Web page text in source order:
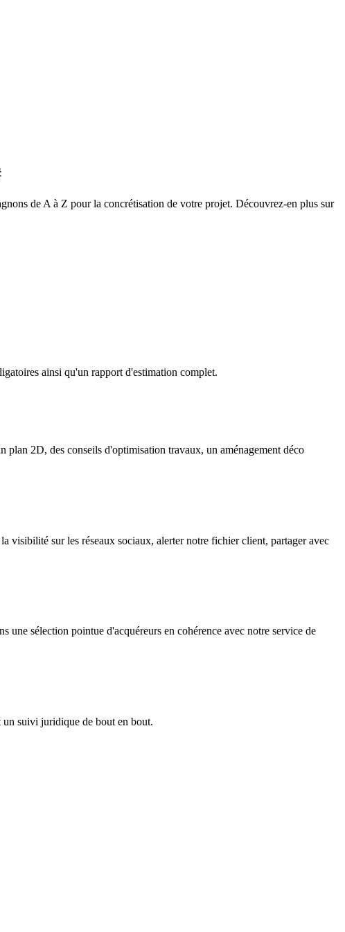
de A à Z pour la concrétisation de votre projet. Découvrez-en plus sur
ainsi qu'un rapport d'estimation complet.
plan 2D, des conseils d'optimisation travaux, un aménagement déco
visibilité sur les réseaux sociaux, alerter notre fichier client, partager avec
sélection pointue d'acquéreurs en cohérence avec notre service de
un suivi juridique de bout en bout.